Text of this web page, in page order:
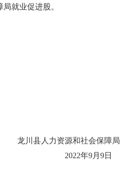
局就业促进股。
龙川县人力资源和社会保障局
2022年9月9日